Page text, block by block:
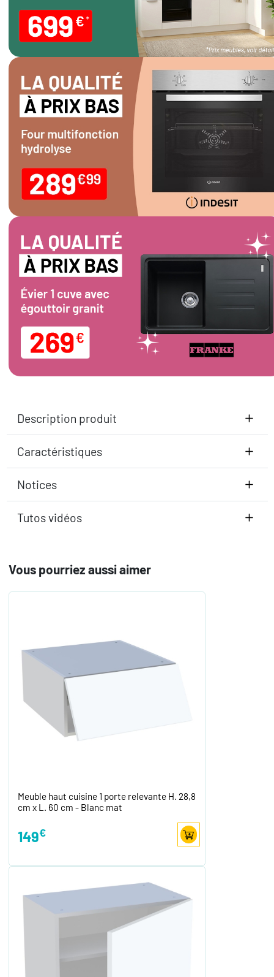
Description produit
Caractéristiques
Notices
Tutos vidéos
Vous pourriez aussi aimer
Meuble haut cuisine 1 porte relevante H. 28,8
cm x L. 60 cm - Blanc mat
149€